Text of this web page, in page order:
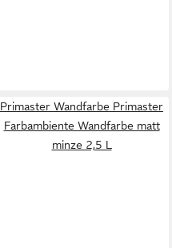
Primaster Wandfarbe Primaster
Farbambiente Wandfarbe matt
minze 2,5 L